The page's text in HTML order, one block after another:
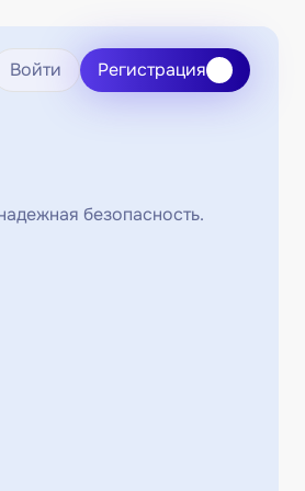
Войти Регистрация
безопасность.